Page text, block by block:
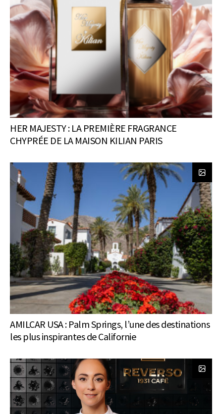
HER MAJESTY : LA PREMIÈRE FRAGRANCE
CHYPRÉE DE LA MAISON KILIAN PARIS
AMILCAR USA : Palm Springs, l’une des destinations
les plus inspirantes de Californie